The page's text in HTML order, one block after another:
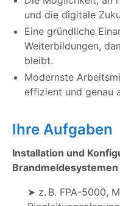
und die digitale
Eine gründliche
Weiterbildungen,
bleibt.
Modernste
effizient und genau
Ihre Aufgaben
Installation und
Brandmeldesystemen
➤ z. B. FPA-5000,